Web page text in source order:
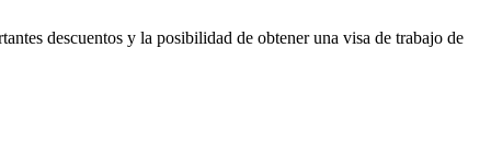
descuentos y la posibilidad de obtener una visa de trabajo de